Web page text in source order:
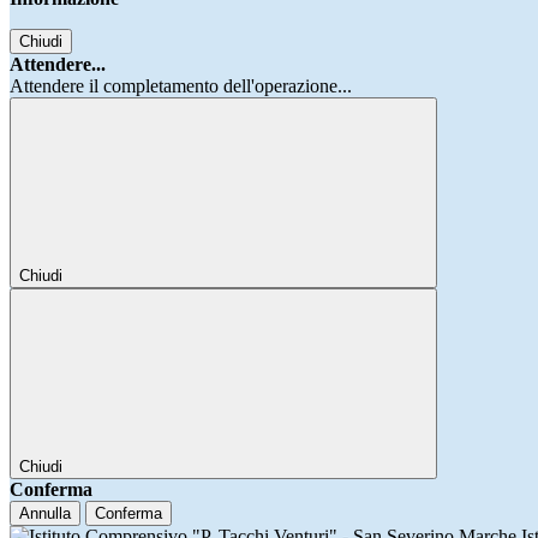
Chiudi
Attendere...
Attendere il completamento dell'operazione...
Chiudi
Chiudi
Conferma
Annulla Conferma